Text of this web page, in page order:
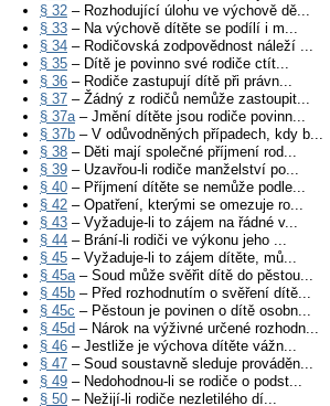
§ 32 – Rozhodující úlohu ve výchově dě...
§ 33 – Na výchově dítěte se podílí i m...
§ 34 – Rodičovská zodpovědnost náleží ...
§ 35 – Dítě je povinno své rodiče ctít...
§ 36 – Rodiče zastupují dítě při právn...
§ 37 – Žádný z rodičů nemůže zastoupit...
§ 37a– Jmění dítěte jsou rodiče povinn...
§ 37b – V odůvodněných případech, kdy b...
§ 38 – Děti mají společné příjmení rod...
§ 39 – Uzavřou-li rodiče manželství po...
§ 40 – Příjmení dítěte se nemůže podle...
§ 42 – Opatření, kterými se omezuje ro...
§ 43 – Vyžaduje-li to zájem na řádné v...
§ 44 – Brání-li rodiči ve výkonu jeho ...
§ 45 – Vyžaduje-li to zájem dítěte, mů...
§ 45a– Soud může svěřit dítě do pěstou...
§ 45b – Před rozhodnutím o svěření dítě...
§ 45c – Pěstoun je povinen o dítě osobn...
§ 45d – Nárok na výživné určené rozhodn...
§ 46 – Jestliže je výchova dítěte vážn...
§ 47 – Soud soustavně sleduje prováděn...
§ 49 – Nedohodnou-li se rodiče o podst...
§ 50 – Nežijí-li rodiče nezletilého dí...